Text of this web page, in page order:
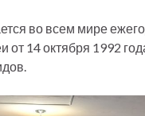
во всем мире
14 октября 1992